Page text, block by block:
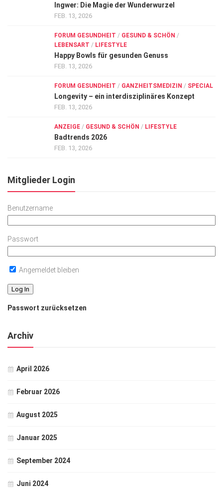
Ingwer: Die Magie der Wunderwurzel
FEB. 13, 2026
FORUM GESUNDHEIT / GESUND & SCHÖN /
LEBENSART / LIFESTYLE
Happy Bowls für gesunden Genuss
FEB. 13, 2026
FORUM GESUNDHEIT / GANZHEITSMEDIZIN / SPECIAL
Longevity – ein interdisziplinäres Konzept
FEB. 13, 2026
ANZEIGE / GESUND & SCHÖN / LIFESTYLE
Badtrends 2026
FEB. 13, 2026
Mitglieder Login
Benutzername
Passwort
Angemeldet bleiben
Passwort zurücksetzen
Archiv
April 2026
Februar 2026
August 2025
Januar 2025
September 2024
Juni 2024